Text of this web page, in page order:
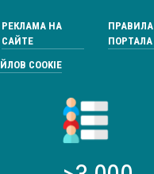
РЕКЛАМА НА
САЙТЕ
ПРАВИЛА
ПОРТАЛА
COOKIE